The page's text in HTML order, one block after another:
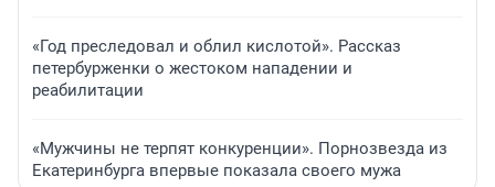
«Год преследовал и облил кислотой». Рассказ
петербурженки о жестоком нападении и
реабилитации
«Мужчины не терпят конкуренции». Порнозвезда из
Екатеринбурга впервые показала своего мужа